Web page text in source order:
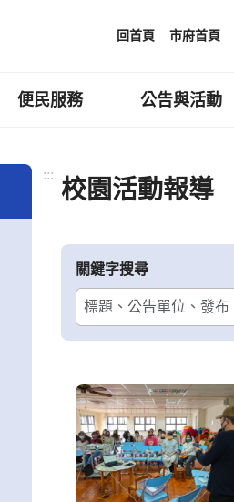
回首頁 市府首頁
便民服務 公告與活動
:::
校園活動報導
關鍵字搜尋